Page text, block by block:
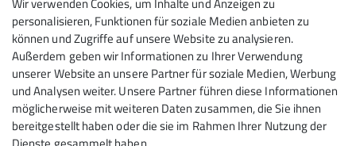
Kinder und Jugendliche mit einer Schwerbehinderung
ab 50% GdB können beitragsfrei in unserer Sektion
bergaktiv sein.
25,00 Euro / Person
personalisieren, Funktionen für soziale Medien anbieten zu
können und Zugriffe auf unsere Website zu analysieren.
Außerdem geben wir Informationen zu Ihrer Verwendung
unserer Website an unsere Partner für soziale Medien, Werbung
und Analysen weiter. Unsere Partner führen diese Informationen
möglicherweise mit weiteren Daten zusammen, die Sie ihnen
bereitgestellt haben oder die sie im Rahmen Ihrer Nutzung der